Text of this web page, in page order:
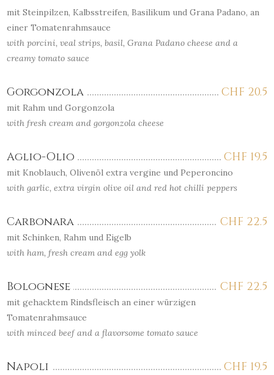
mit Steinpilzen, Kalbsstreifen, Basilikum und Grana Padano, an
einer Tomatenrahmsauce
with porcini, veal strips, basil, Grana Padano cheese and a
creamy tomato sauce
CHF 20.5
Gorgonzola
mit Rahm und Gorgonzola
with fresh cream and gorgonzola cheese
CHF 19.5
Aglio-Olio
mit Knoblauch, Olivenöl extra vergine und Peperoncino
with garlic, extra virgin olive oil and red hot chilli peppers
CHF 22.5
Carbonara
mit Schinken, Rahm und Eigelb
with ham, fresh cream and egg yolk
CHF 22.5
Bolognese
mit gehacktem Rindsfleisch an einer würzigen
Tomatenrahmsauce
with minced beef and a flavorsome tomato sauce
CHF 19.5
Napoli